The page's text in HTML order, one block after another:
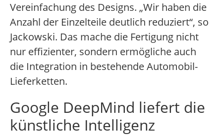
Vereinfachung des Designs. „Wir haben die
Anzahl der Einzelteile deutlich reduziert“, so
Jackowski. Das mache die Fertigung nicht
nur effizienter, sondern ermögliche auch
die Integration in bestehende Automobil-
Lieferketten.
Google DeepMind liefert die
künstliche Intelligenz